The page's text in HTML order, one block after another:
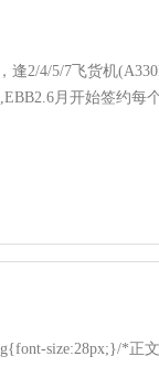
逢2/4/5/7飞货机
月开始签约每
size:28px;}/*正